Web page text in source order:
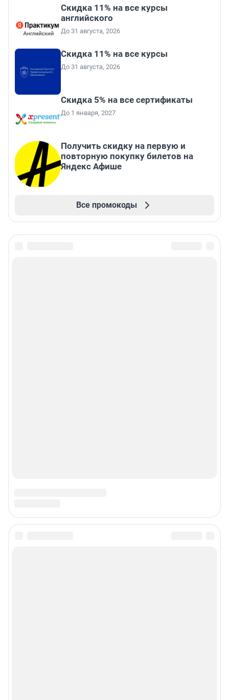
Скидка 11% на все курсы
английского
До 31 августа, 2026
Скидка 11% на все курсы
До 31 августа, 2026
Скидка 5% на все сертификаты
До 1 января, 2027
Получить скидку на первую и
повторную покупку билетов на
Яндекс Афише
Все промокоды